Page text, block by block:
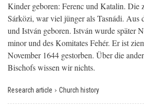
Kinder geboren: Ferenc und Katalin. Die
Sárközi, war viel jünger als Tasnádi. Aus
und István geboren. István wurde später
minor und des Komitates Fehér. Er ist
November 1644 gestorben. Über die
Bischofs wissen wir nichts.
Research article › Church history